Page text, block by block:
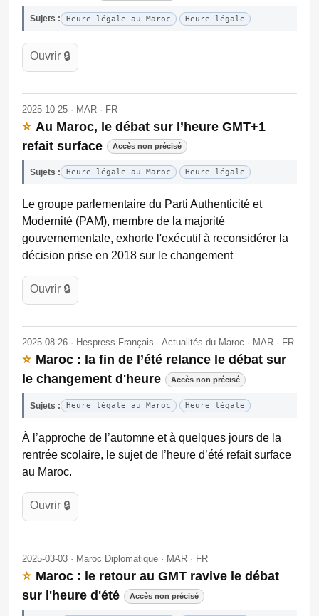
Sujets : Heure légale au Maroc Heure légale
Ouvrir 🔒
2025-10-25 · MAR · FR
⭐ Au Maroc, le débat sur l’heure GMT+1
refait surface
Accès non précisé
Sujets : Heure légale au Maroc Heure légale
Le groupe parlementaire du Parti Authenticité et
Modernité (PAM), membre de la majorité
gouvernementale, exhorte l'exécutif à reconsidérer la
décision prise en 2018 sur le changement
Ouvrir 🔒
2025-08-26 · Hespress Français - Actualités du Maroc · MAR · FR
⭐ Maroc : la fin de l’été relance le débat sur
le changement d'heure
Accès non précisé
Sujets : Heure légale au Maroc Heure légale
À l’approche de l’automne et à quelques jours de la
rentrée scolaire, le sujet de l’heure d’été refait surface
au Maroc.
Ouvrir 🔒
2025-03-03 · Maroc Diplomatique · MAR · FR
⭐ Maroc : le retour au GMT ravive le débat
sur l'heure d'été
Accès non précisé